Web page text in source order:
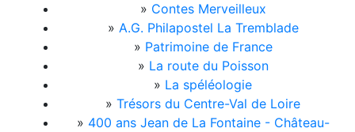
» Contes Merveilleux
» A.G. Philapostel La Tremblade
» Patrimoine de France
» La route du Poisson
» La spéléologie
» Trésors du Centre-Val de Loire
» 400 ans Jean de La Fontaine - Château-